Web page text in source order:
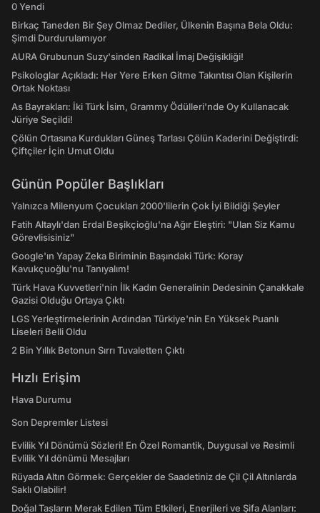
0 Yendi
Birkaç Taneden Bir Şey Olmaz Dediler, Ülkenin Başına Bela Oldu:
Şimdi Durdurulamıyor
AURA Grubunun Suzy'sinden Radikal İmaj Değişikliği!
Psikologlar Açıkladı: Her Yere Erken Gitme Takıntısı Olan Kişilerin
Ortak Noktası
As Bayrakları: İki Türk İsim, Grammy Ödülleri'nde Oy Kullanacak
Jüriye Seçildi!
Çölün Ortasına Kurdukları Güneş Tarlası Çölün Kaderini Değiştirdi:
Çiftçiler İçin Umut Oldu
Günün Popüler Başlıkları
Yalnızca Milenyum Çocukları 2000'lilerin Çok İyi Bildiği Şeyler
Fatih Altaylı'dan Erdal Beşikçioğlu'na Ağır Eleştiri: "Ulan Siz Kamu
Görevlisisiniz"
Google'ın Yapay Zeka Biriminin Başındaki Türk: Koray
Kavukçuoğlu'nu Tanıyalım!
Türk Hava Kuvvetleri'nin İlk Kadın Generalinin Dedesinin Çanakkale
Gazisi Olduğu Ortaya Çıktı
LGS Yerleştirmelerinin Ardından Türkiye'nin En Yüksek Puanlı
Liseleri Belli Oldu
2 Bin Yıllık Betonun Sırrı Tuvaletten Çıktı
Hızlı Erişim
Hava Durumu
Son Depremler Listesi
Evlilik Yıl Dönümü Sözleri! En Özel Romantik, Duygusal ve Resimli
Evlilik Yıl dönümü Mesajları
Rüyada Altın Görmek: Gerçekler de Saadetiniz de Çil Çil Altınlarda
Saklı Olabilir!
Doğal Taşların Merak Edilen Tüm Etkileri, Enerjileri ve Şifa Alanları: